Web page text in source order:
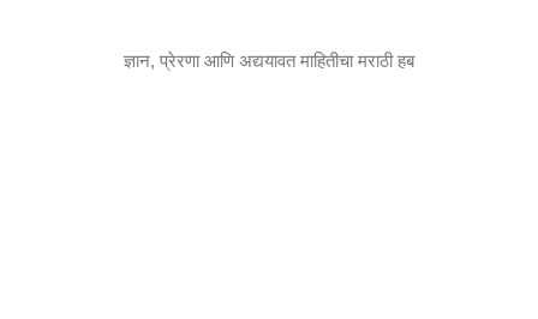
ज्ञान, प्रेरणा आणि अद्ययावत माहितीचा मराठी हब